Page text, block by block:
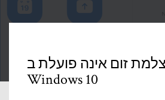
זום אינה פועלת ב-
Windows 10